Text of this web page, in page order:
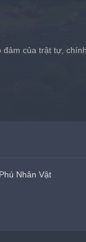
của trật tự,
Nhân Vật